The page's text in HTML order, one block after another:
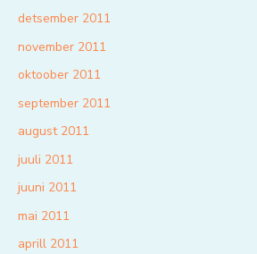
detsember 2011
november 2011
oktoober 2011
september 2011
august 2011
juuli 2011
juuni 2011
mai 2011
aprill 2011